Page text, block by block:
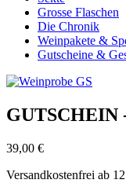
Grosse Flaschen
Die Chronik
Weinpakete &
Gutscheine &
GUTSCHEIN
39,00 €
Versandkostenfrei ab